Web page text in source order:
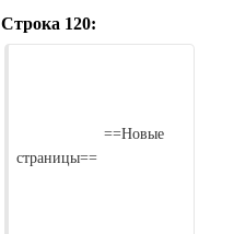
Строка 120:
                    ==Новые
страницы==